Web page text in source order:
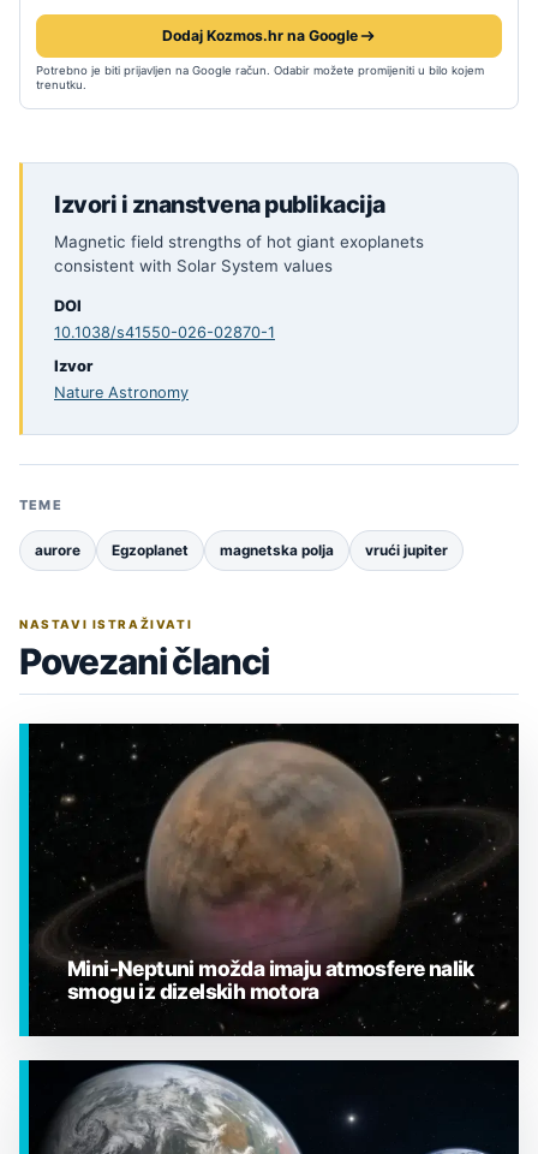
Dodaj Kozmos.hr na Google
Potrebno je biti prijavljen na Google račun. Odabir možete promijeniti u bilo kojem
trenutku.
Izvori i znanstvena publikacija
Magnetic field strengths of hot giant exoplanets
consistent with Solar System values
DOI
10.1038/s41550-026-02870-1
Izvor
Nature Astronomy
TEME
aurore Egzoplanet magnetska polja vrući jupiter
NASTAVI ISTRAŽIVATI
Povezani članci
EGZOPLANETI
Mini-Neptuni možda imaju atmosfere nalik
smogu iz dizelskih motora